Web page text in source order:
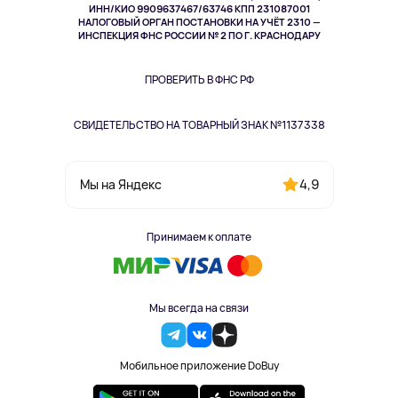
ИНН/КИО 9909637467/63746 КПП 231087001
НАЛОГОВЫЙ ОРГАН ПОСТАНОВКИ НА УЧЁТ 2310 —
ИНСПЕКЦИЯ ФНС РОССИИ № 2 ПО Г. КРАСНОДАРУ
ПРОВЕРИТЬ В ФНС РФ
СВИДЕТЕЛЬСТВО НА ТОВАРНЫЙ ЗНАК №1137338
Мы на Яндекс 4,9
Принимаем к оплате
Мы всегда на связи
Мобильное приложение DoBuy
Здоровье питомцев
Одежда и аксессуары